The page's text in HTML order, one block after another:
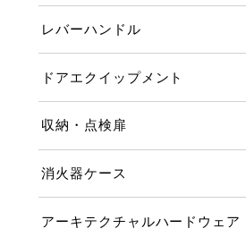
レバーハンドル
ドアエクイップメント
収納・点検扉
消火器ケース
アーキテクチャルハードウェア